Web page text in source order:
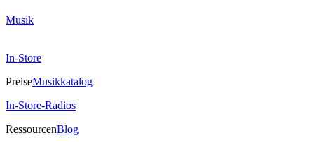
Musik
In-Store
PreiseMusikkatalog
In-Store-Radios
RessourcenBlog